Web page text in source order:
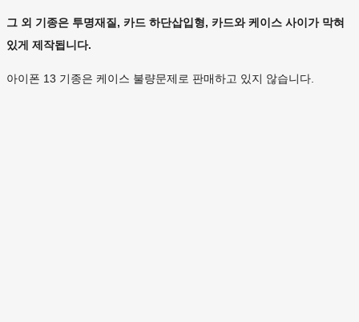
그 외 기종은 투명재질, 카드 하단삽입형, 카드와 케이스 사이가 막혀
있게 제작됩니다.
아이폰 13 기종은 케이스 불량문제로 판매하고 있지 않습니다.